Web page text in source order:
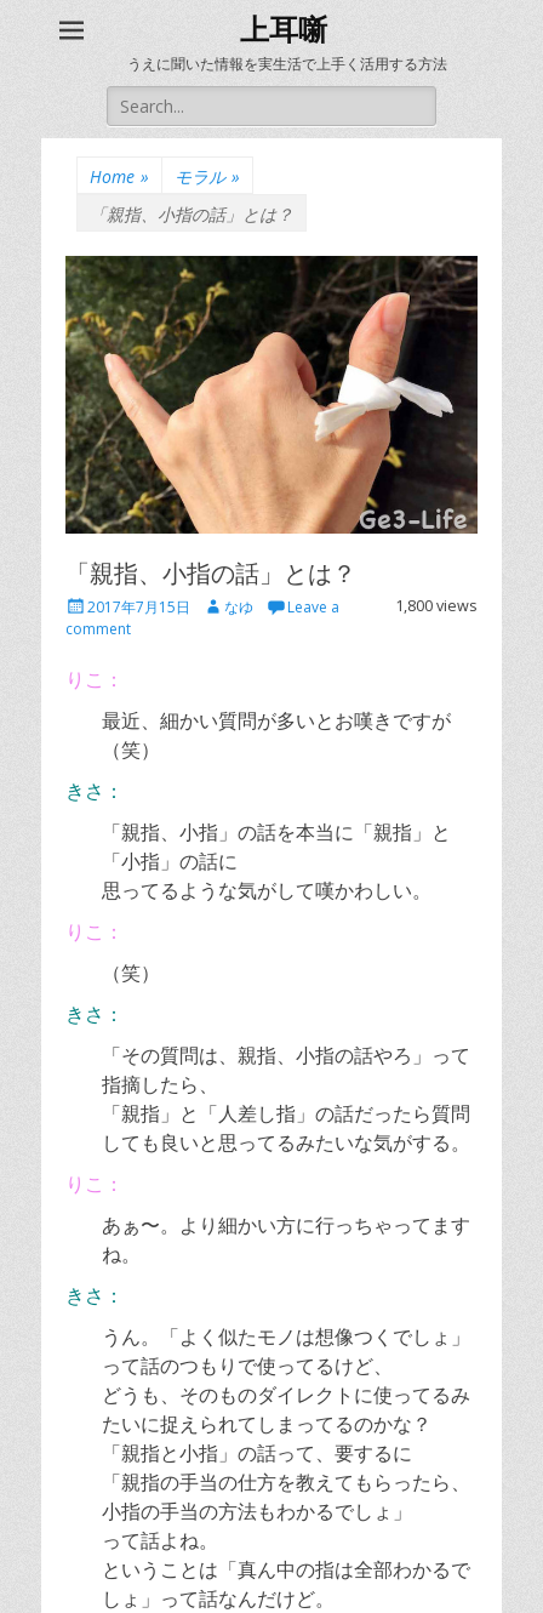
上耳噺
うえに聞いた情報を実生活で上手く活用する方法
Search
for:
Home » モラル »
「親指、小指の話」とは？
「親指、小指の話」とは？
1,800 views
Posted
on
2017年7月15日 Author
なゆ
Leave a
comment
りこ：
最近、細かい質問が多いとお嘆きですが
（笑）
きさ：
「親指、小指」の話を本当に「親指」と
「小指」の話に
思ってるような気がして嘆かわしい。
りこ：
（笑）
きさ：
「その質問は、親指、小指の話やろ」って
指摘したら、
「親指」と「人差し指」の話だったら質問
しても良いと思ってるみたいな気がする。
りこ：
あぁ〜。より細かい方に行っちゃってます
ね。
きさ：
うん。「よく似たモノは想像つくでしょ」
って話のつもりで使ってるけど、
どうも、そのものダイレクトに使ってるみ
たいに捉えられてしまってるのかな？
「親指と小指」の話って、要するに
「親指の手当の仕方を教えてもらったら、
小指の手当の方法もわかるでしょ」
って話よね。
ということは「真ん中の指は全部わかるで
しょ」って話なんだけど。